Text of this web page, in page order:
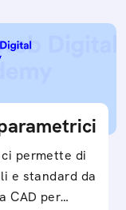
permette di
e standard da
CAD per…